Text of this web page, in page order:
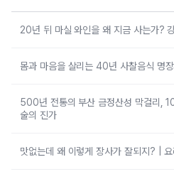
20년 뒤 마실 와인을 왜 지금 사는가?
몸과 마음을 살리는 40년 사찰음식 명
500년 전통의 부산 금정산성 막걸리,
술의 진가
맛없는데 왜 이렇게 장사가 잘되지? |